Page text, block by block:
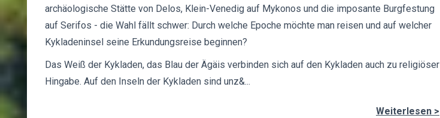
archäologische Stätte von Delos, Klein-Venedig auf Mykonos und die imposante Burgfestung
auf Serifos - die Wahl fällt schwer: Durch welche Epoche möchte man reisen und auf welcher
Kykladeninsel seine Erkundungsreise beginnen?
Das Weiß der Kykladen, das Blau der Ägäis verbinden sich auf den Kykladen auch zu religiöser
Hingabe. Auf den Inseln der Kykladen sind unz&...
Weiterlesen >